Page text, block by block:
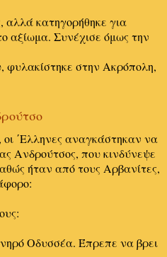
αλλά κατηγορήθηκε για
αξίωμα. Συνέχισε όμως την
φυλακίστηκε στην Ακρόπολη,
΄Ελληνες αναγκάστηκαν να
Ανδρούτσος, που κινδύνεψε
ήταν από τους Αρβανίτες,
Οδυσσέα. Έπρεπε να βρει